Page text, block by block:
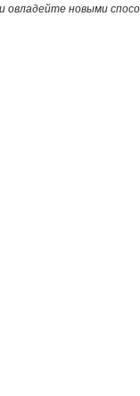
новыми